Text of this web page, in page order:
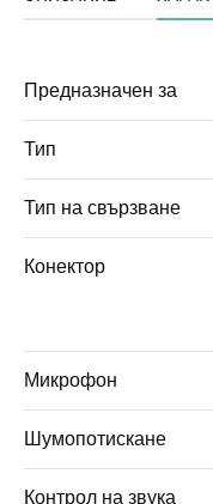
Предназначен за
Тип
Тип на свързване
Конектор
Микрофон
Шумопотискане
Контрол на звука